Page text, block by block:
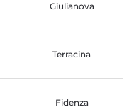
Giulianova
Terracina
Fidenza